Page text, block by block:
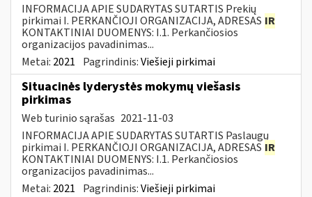
INFORMACIJA APIE SUDARYTAS SUTARTIS Prekių
pirkimai I. PERKANČIOJI ORGANIZACIJA, ADRESAS IR
KONTAKTINIAI DUOMENYS: I.1. Perkančiosios
organizacijos pavadinimas...
Metai: 2021 Pagrindinis:Viešieji pirkimai
Situacinės lyderystės mokymų viešasis
pirkimas
Web turinio sąrašas 2021-11-03
INFORMACIJA APIE SUDARYTAS SUTARTIS Paslaugų
pirkimai I. PERKANČIOJI ORGANIZACIJA, ADRESAS IR
KONTAKTINIAI DUOMENYS: I.1. Perkančiosios
organizacijos pavadinimas...
Metai: 2021 Pagrindinis:Viešieji pirkimai